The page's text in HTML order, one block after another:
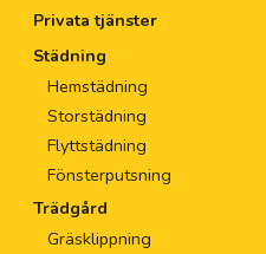
Privata tjänster
Städning
Hemstädning
Storstädning
Flyttstädning
Fönsterputsning
Trädgård
Gräsklippning